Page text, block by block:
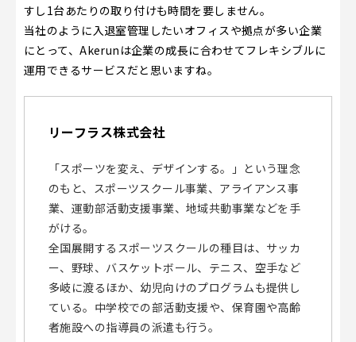
すし1台あたりの取り付けも時間を要しません。
当社のように入退室管理したいオフィスや拠点が多い企業
にとって、Akerunは企業の成長に合わせてフレキシブルに
運用できるサービスだと思いますね。
リーフラス株式会社
「スポーツを変え、デザインする。」という理念
のもと、スポーツスクール事業、アライアンス事
業、運動部活動支援事業、地域共動事業などを手
がける。
全国展開するスポーツスクールの種目は、サッカ
ー、野球、バスケットボール、テニス、空手など
多岐に渡るほか、幼児向けのプログラムも提供し
ている。中学校での部活動支援や、保育園や高齢
者施設への指導員の派遣も行う。